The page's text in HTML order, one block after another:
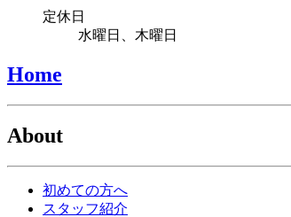
定休日
水曜日、木曜日
Home
About
初めての方へ
スタッフ紹介